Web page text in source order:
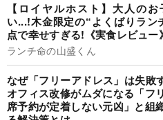
【ロイヤルホスト】大人の
い...!木金限定の“よくばりラン
点で幸せすぎる!《実食レビュー
ランチ命の山盛くん
なぜ「フリーアドレス」は失敗
オフィス改修がムダになる「フ
席予約が定着しない元凶」と組